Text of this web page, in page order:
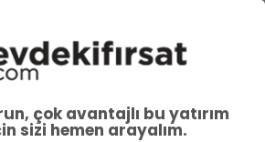
çok avantajlı bu yatırım
sizi hemen arayalım.